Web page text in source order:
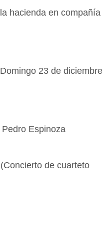
hacienda en compañía
23 de diciembre
Espinoza
de cuarteto